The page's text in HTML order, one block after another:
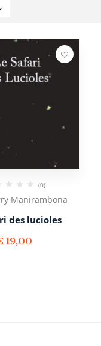
(0)
Manirambona
des lucioles
19,00